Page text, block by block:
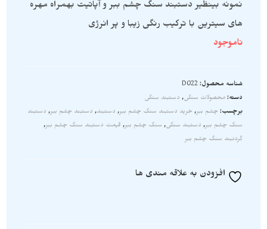
نمونه بینظیر دستبند سنگ چشم ببر و آپاتیت بهمراه مهره
های سیترین با ترکیب رنگی زیبا و پر انرژی
ناموجود
شناسه محصول:D022
دسته:محصولات سنگی, دستبند سنگی
برچسب: چشم ببر, خرید دستبند سنگ چشم ببر, دستبند, دستبند چشم ببر, دستبند
سنگ چشم ببر, دستبند سنگی, سنگ چشم ببر, قیمت دستبند سنگ چشم ببر,
گردنبند سنگ چشم ببر
افزودن به علاقه مندی ها